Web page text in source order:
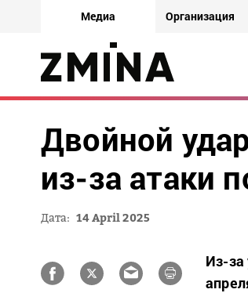
Медиа Организация
Двойной
из-за атаки
Дата: 14 April 2025
Из-за